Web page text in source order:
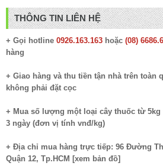
THÔNG TIN LIÊN HỆ
+ Gọi hotline 0926.163.163 hoặc (08)
hàng
+ Giao hàng và thu tiền tận nhà trên toàn
không phải đặt cọc
+ Mua số lượng một loại cây thuốc từ
3 ngày (đơn vị tính vnđ/kg)
+ Địa chỉ mua hàng trực tiếp: 96 Đường
Quận 12, Tp.HCM [xem bản đồ]